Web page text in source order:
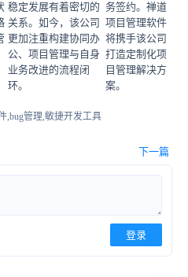
务签约。禅道
项目管理软件
将携手该公司
打造定制化项
目管理解决方
案。
稳定发展有着密切的
关系。如今，该公司
更加注重构建协同办
公、项目管理与自身
业务改进的流程闭
环。
,bug管理,敏捷开发工具
下一篇
登录